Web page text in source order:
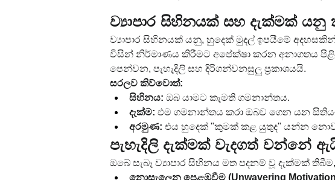
ව්‍යාපාර සිහිනයක් සහ දැක්මක් යනු
ව්‍යාපාර සිහිනයක් යනු, හුදෙක් මුදල් ඉපයීමේ
විසින් නිර්මාණය කිරීමට අපේක්ෂා කරන අනාගතය
පෙන්වන, පැහැදිලි සහ දිරිගන්වනසුලු ප්‍රකාශයයි.
සරලව කිව්වොත්:
සිහිනය: ඔබ යාමට කැමති ගමනාන්තය.
දැක්ම: එම ගමනාන්තය කරා ඔබව ගෙන යන
අරමුණ: එය හුදෙක් "කුමක් කළ යුතුද" යන්න
පැහැදිලි දැක්මක් වැදගත් වන්නේ
ඔබේ සැබෑ ව්‍යාපාර සිහිනය මත පදනම් වූ දැක්මක්
නොසැලෙන පෙළඹවීම (Unwavering